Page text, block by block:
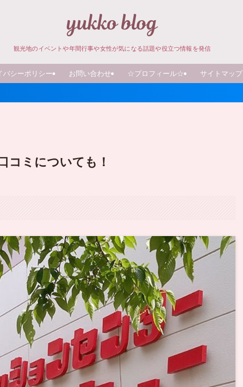
観光地のイベントや年間行事や女性が気になる話題や役立つ情報を発信
バシーポリシー お問い合わせ ☆プロフィール☆ サイトマップ
コミについても！